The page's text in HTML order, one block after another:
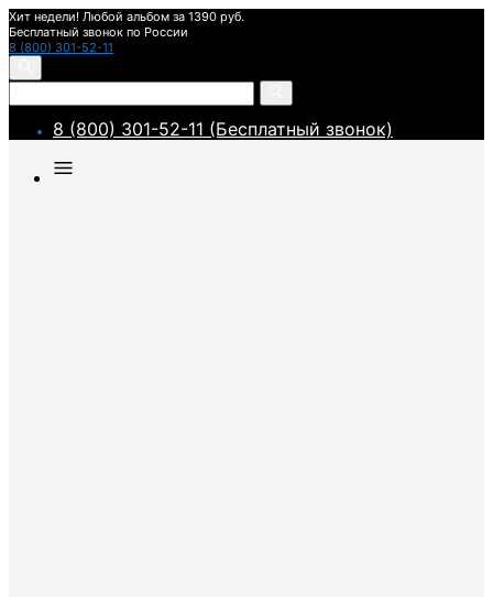
Хит недели! Любой альбом за 1390 руб.
Бесплатный звонок по России
8 (800) 301-52-11
8 (800) 301-52-11 (Бесплатный звонок)